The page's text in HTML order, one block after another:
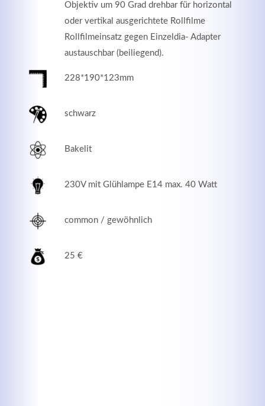
Objektiv um 90 Grad drehbar für horizontal
oder vertikal ausgerichtete Rollfilme
Rollfilmeinsatz gegen Einzeldia- Adapter
austauschbar (beiliegend).
228*190*123mm
schwarz
Bakelit
230V mit Glühlampe E14 max. 40 Watt
common / gewöhnlich
25 €
elit. Aenean commodo ligula eget dolor.